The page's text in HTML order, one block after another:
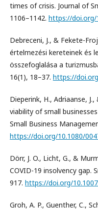
times of crisis. Journal of
1106–1142. https://doi.org/
Debreceni, J., & Fekete-
értelmezési kereteinek és
összefoglalása a
16(1), 18–37. https://
Dieperink, H., Adriaanse,
viability of small
Small Business
https://doi.org/10.1080/
Dörr, J. O., Licht, G., &
COVID-19 insolvency gap.
917. https://doi.org/
Groh, A. P., Guenther, C.,